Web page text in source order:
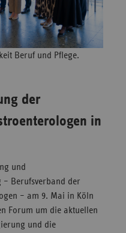
Beruf und Pflege.
der
in
und
Berufsverband der
– am 9. Mai in Köln
Forum um die aktuellen
und die